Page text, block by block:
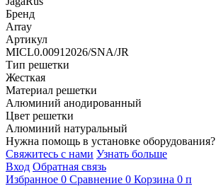
Бренд
Array
Артикул
MICL0.00912026/SNA/JR
Тип решетки
Жесткая
Материал решетки
Алюминий анодированный
Цвет решетки
Алюминий натуральный
Нужна помощь в установке оборудования?
Свяжитесь с нами Узнать больше
Вход Обратная связь
Избранное 0 Сравнение 0 Корзина 0 п